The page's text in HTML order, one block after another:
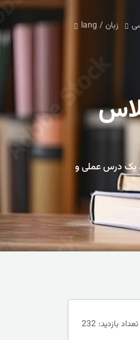
زبان / lang
یک درس عملی و
تعداد بازدید: 232